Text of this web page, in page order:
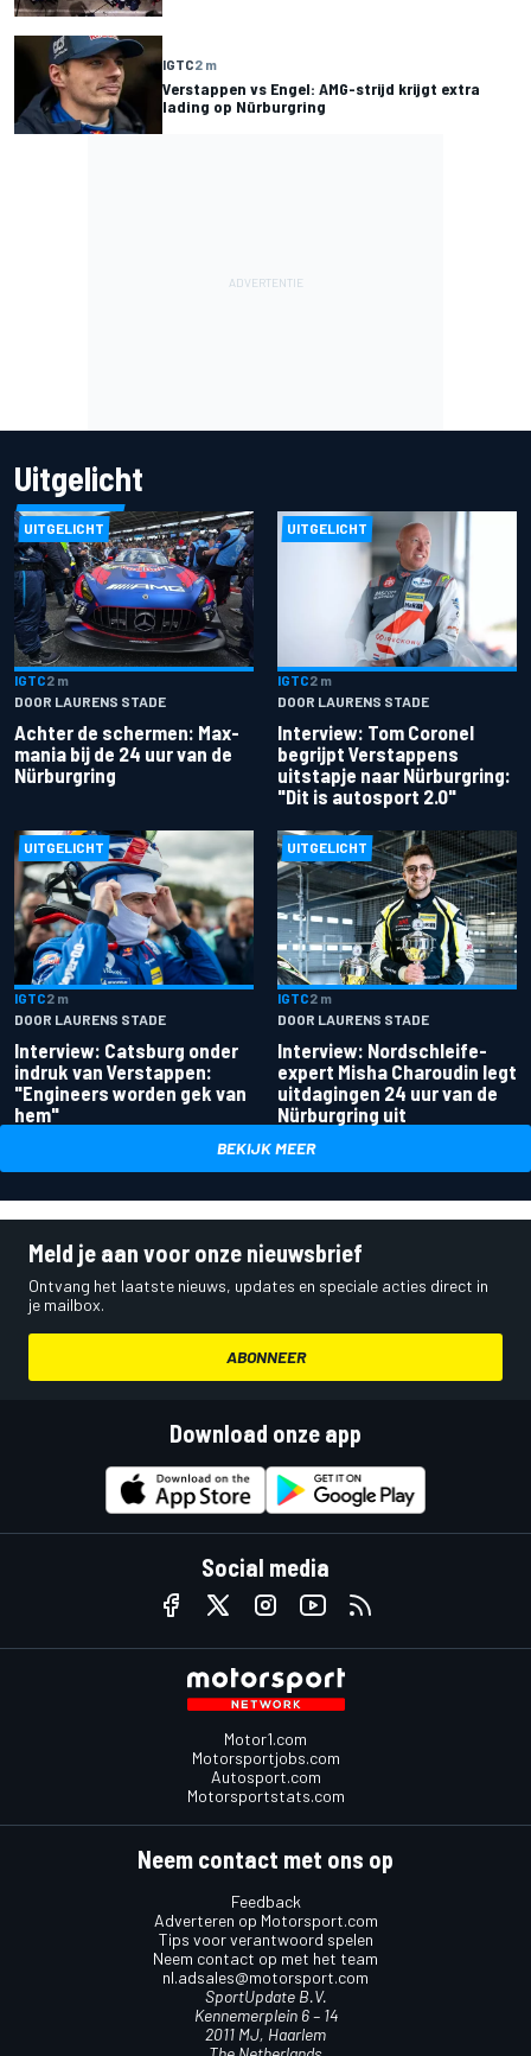
IGTC2 m
Verstappen vs Engel: AMG-strijd krijgt extra
lading op Nürburgring
Uitgelicht
UITGELICHT
IGTC2 m
DOOR LAURENS STADE
Achter de schermen: Max-
mania bij de 24 uur van de
Nürburgring
UITGELICHT
IGTC2 m
DOOR LAURENS STADE
Interview: Tom Coronel
begrijpt Verstappens
uitstapje naar Nürburgring:
"Dit is autosport 2.0"
UITGELICHT
IGTC2 m
DOOR LAURENS STADE
Interview: Catsburg onder
indruk van Verstappen:
"Engineers worden gek van
hem"
UITGELICHT
IGTC2 m
DOOR LAURENS STADE
Interview: Nordschleife-
expert Misha Charoudin legt
uitdagingen 24 uur van de
Nürburgring uit
BEKIJK MEER
Meld je aan voor onze nieuwsbrief
Ontvang het laatste nieuws, updates en speciale acties direct in
je mailbox.
ABONNEER
Download onze app
Social media
Motor1.com
Motorsportjobs.com
Autosport.com
Motorsportstats.com
Neem contact met ons op
Feedback
Adverteren op Motorsport.com
Tips voor verantwoord spelen
Neem contact op met het team
nl.adsales@motorsport.com
SportUpdate B.V.
Kennemerplein 6 – 14
2011 MJ, Haarlem